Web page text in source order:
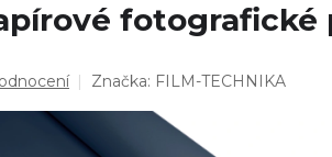
fotografické
Značka: FILM-TECHNIKA